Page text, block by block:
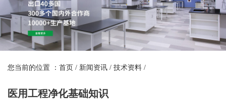
您当前的位置 ： 首页 / 新闻资讯 / 技术资料 /
医用工程净化基础知识